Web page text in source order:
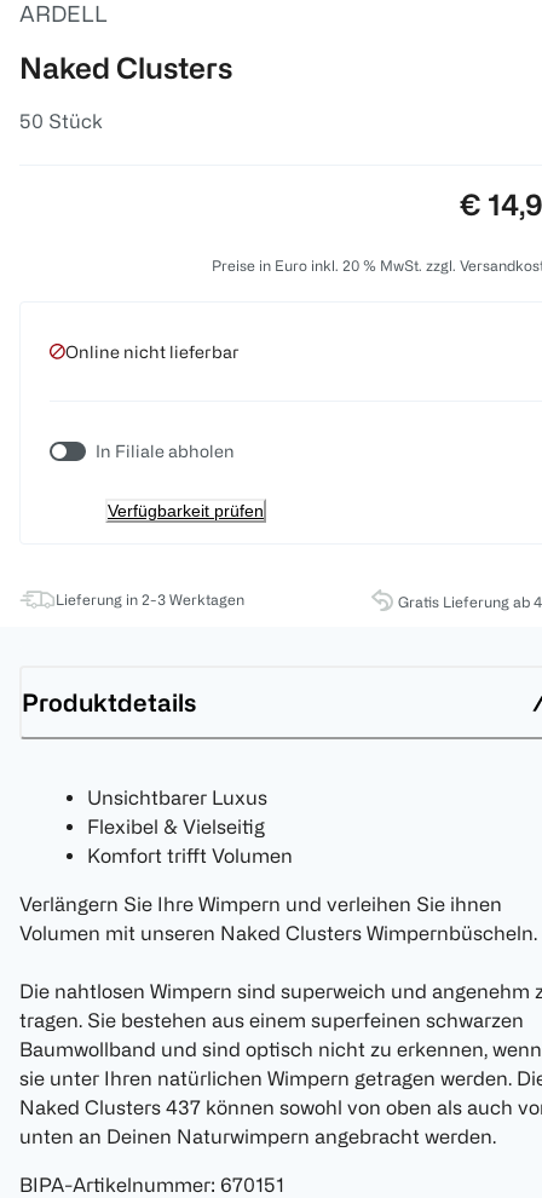
ARDELL
Naked Clusters
50 Stück
Preis:
€
Preise in Euro inkl. 20 % MwSt. zzgl.
Online nicht lieferbar
In Filiale abholen
Verfügbarkeit prüfen
Lieferung in 2-3 Werktagen Gratis Lieferung ab
Produktdetails
Unsichtbarer Luxus
Flexibel & Vielseitig
Komfort trifft Volumen
Verlängern Sie Ihre Wimpern und verleihen Sie ihnen
Volumen mit unseren Naked Clusters Wimpernbüscheln.
Die nahtlosen Wimpern sind superweich und angenehm
tragen. Sie bestehen aus einem superfeinen schwarzen
Baumwollband und sind optisch nicht zu erkennen, wenn
sie unter Ihren natürlichen Wimpern getragen werden.
Naked Clusters 437 können sowohl von oben als auch
unten an Deinen Naturwimpern angebracht werden.
BIPA-Artikelnummer: 670151